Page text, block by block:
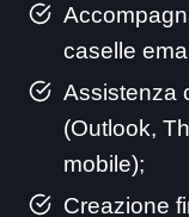
caselle
Assistenza
(Outlook,
mobile);
Creazione